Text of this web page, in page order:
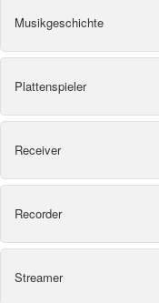
Musikgeschichte
Plattenspieler
Receiver
Recorder
Streamer